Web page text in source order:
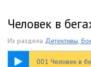
Человек в
Из раздела Детективы,
001 Человек в
18:05